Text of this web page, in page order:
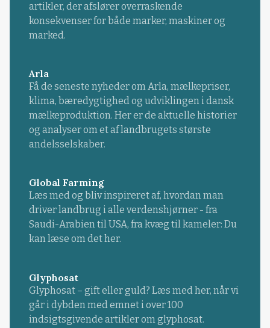
artikler, der afslører overraskende
konsekvenser for både marker, maskiner og
marked.
Arla
Få de seneste nyheder om Arla, mælkepriser,
klima, bæredygtighed og udviklingen i dansk
mælkeproduktion. Her er de aktuelle historier
og analyser om et af landbrugets største
andelsselskaber.
Global Farming
Læs med og bliv inspireret af, hvordan man
driver landbrug i alle verdenshjørner - fra
Saudi-Arabien til USA, fra kvæg til kameler: Du
kan læse om det her.
Glyphosat
Glyphosat – gift eller guld? Læs med her, når vi
går i dybden med emnet i over 100
indsigtsgivende artikler om glyphosat.